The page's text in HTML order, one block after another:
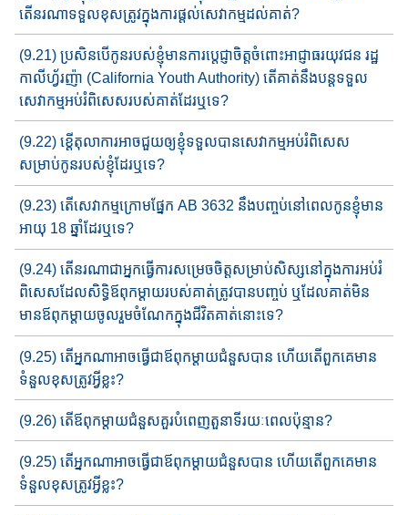
តើនរ​ណាទទួលខុសត្រូវក្នុងការផ្តល់សេវាកម្មដល់គាត់?
(9.21) ប្រសិនបើកូនរបស់ខ្ញុំមានការ​ប្តេជ្ញាចិត្តចំពោះអាជ្ញាធរយុវជន រដ្ឋ
កាលីហ្វ័រញ៉ា (California Youth Authority) តើគាត់​​នឹងបន្ត​ទទួល​
សេវាកម្ម​អប់រំ​ពិសេស​របស់គាត់​ដែរឬទេ?
(9.22) ខ្តើតុលាការអាចជួយឲ្យខ្ញុំទទួលបានសេវាកម្មអប់រំពិសេស
សម្រាប់​​កូនរបស់ខ្ញុំដែរឬទេ?
(9.23) តើសេវាកម្មក្រោមផ្នែក​ AB 3632 នឹងបញ្ចប់​នៅពេលកូនខ្ញុំមាន
អាយុ 18 ឆ្នាំដែរឬទេ?
(9.24) តើនរណាជាអ្នកធ្វើការសម្រេចចិត្តសម្រាប់សិស្ស​នៅក្នុង​ការអប់រំ​
ពិសេស​ដែល​សិទ្ធិ​ឪពុកម្តាយ​របស់គាត់​​ត្រូវ​បាន​បញ្ចប់​ ឬដែលគាត់​​​មិន
មាន​ឪពុកម្តាយចូលរួមចំណែក​ក្នុងជីវិតគាត់នោះទេ​​​?
(9.25) តើអ្នកណាអាចធ្វើជាឪពុកម្តាយជំនួសបាន​ ហើយតើពួកគេមាន
ទំនួលខុសត្រូវអ្វីខ្លះ?
(9.26) តើឪពុកម្តាយជំនួសគួរបំពេញ​តួនាទី​រយៈពេល​ប៉ុន្មាន​?
(9.25) តើអ្នកណាអាចធ្វើជាឪពុកម្តាយជំនួសបាន​ ហើយតើពួកគេមាន
ទំនួលខុសត្រូវអ្វីខ្លះ?